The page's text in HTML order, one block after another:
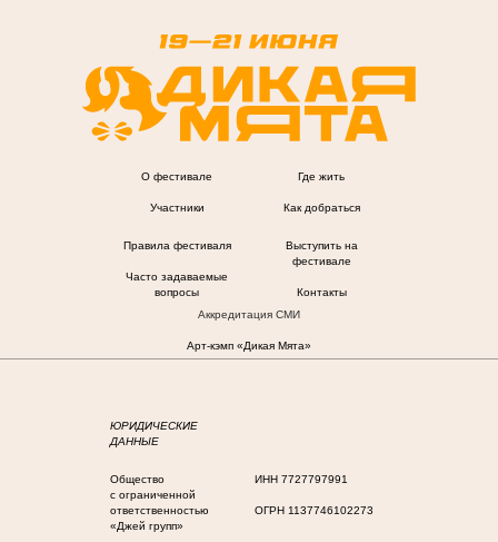
О фестивале
Участники
Где жить
Как добраться
Правила фестиваля
Часто задаваемые
вопросы
Выступить на
фестивале
Контакты
Аккредитация СМИ
Арт-кэмп «Дикая Мята»
ЮРИДИЧЕСКИЕ
ДАННЫЕ
Общество
с ограниченной
ответственностью
«Джей групп»
ИНН 7727797991
ОГРН 1137746102273